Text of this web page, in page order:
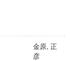
金原, 正
彦